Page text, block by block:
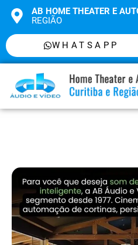
AB HOME THEATER E
REGIÃO
WHATSAPP